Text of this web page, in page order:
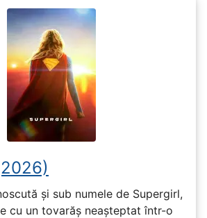
și sub numele de Supergirl,
cu un tovarăș neașteptat într-o